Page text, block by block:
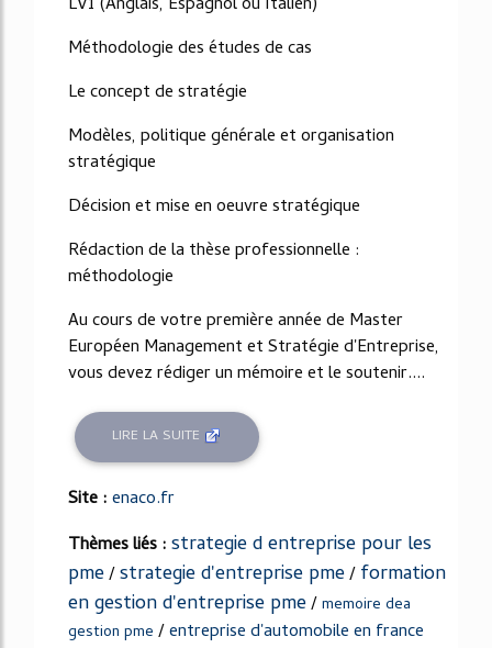
Méthodologie des études de cas
Le concept de stratégie
Modèles, politique générale et organisation
stratégique
Décision et mise en oeuvre stratégique
Rédaction de la thèse professionnelle :
méthodologie
Au cours de votre première année de Master
Européen Management et Stratégie d'Entreprise,
vous devez rédiger un mémoire et le soutenir....
LIRE LA SUITE
Site :enaco.fr
Thèmes liés :strategie d entreprise pour les
pme/strategie d'entreprise pme/formation
en gestion d'entreprise pme/memoire dea
gestion pme /entreprise d'automobile en france